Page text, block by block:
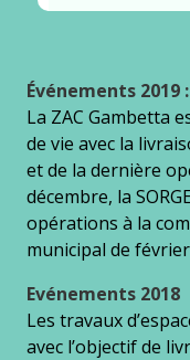
Événements
La ZAC Gambetta
de vie avec la
et de la dernière
décembre, la
opérations à la
municipal de
Evénements 2018
Les travaux
avec l’objectif de